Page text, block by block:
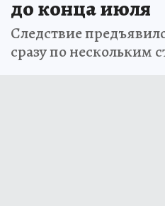
до конца июля
Следствие
сразу по нескольким